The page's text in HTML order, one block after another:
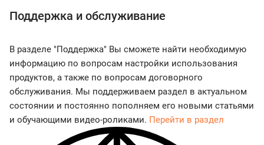
Поддержка и обслуживание
В разделе "Поддержка" Вы сможете найти необходимую
информацию по вопросам настройки использования
продуктов, а также по вопросам договорного
обслуживания. Мы поддерживаем раздел в актуальном
состоянии и постоянно пополняем его новыми статьями
и обучающими видео-роликами. Перейти в раздел